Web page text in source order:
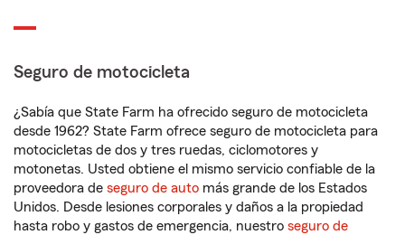
Seguro de motocicleta
¿Sabía que State Farm ha ofrecido seguro de motocicleta
desde 1962? State Farm ofrece seguro de motocicleta para
motocicletas de dos y tres ruedas, ciclomotores y
motonetas. Usted obtiene el mismo servicio confiable de la
proveedora de seguro de auto más grande de los Estados
Unidos. Desde lesiones corporales y daños a la propiedad
hasta robo y gastos de emergencia, nuestro seguro de